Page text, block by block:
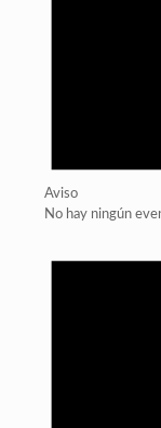
Aviso
No hay ningún